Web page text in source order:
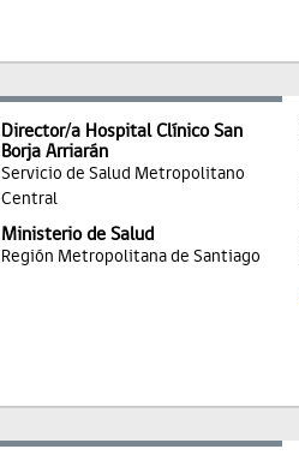
Director/a Hospital Clínico San
Borja Arriarán
Servicio de Salud Metropolitano
Central
Ministerio de Salud
Región Metropolitana de Santiago